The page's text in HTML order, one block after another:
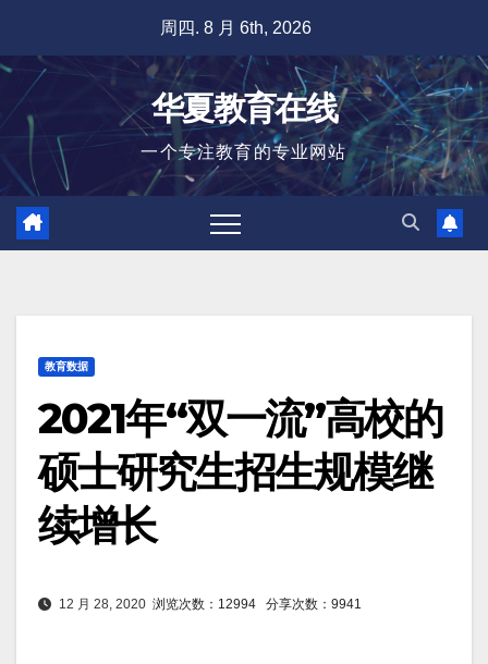
容
周四. 8 月 6th, 2026
华夏教育在线
一个专注教育的专业网站
教育数据
2021年“双一流”高校的
硕士研究生招生规模继
续增长
12 月 28, 2020 浏览次数：12994 分享次数：9941